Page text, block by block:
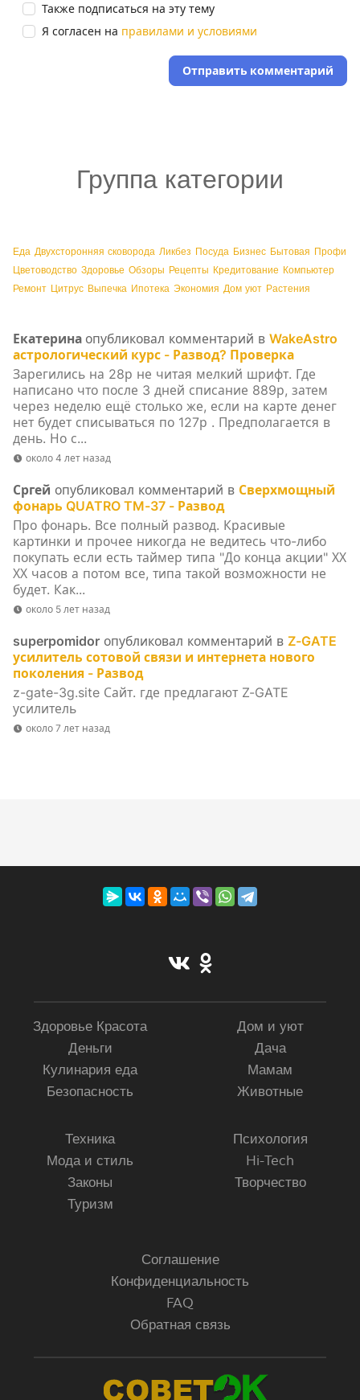
Также подписаться на эту тему
Я согласен на правилами и условиями
Отправить комментарий
Группа категории
Еда Двухсторонняя сковорода Ликбез Посуда Бизнес Бытовая Профи
Цветоводство Здоровье Обзоры Рецепты Кредитование Компьютер
Ремонт Цитрус Выпечка Ипотека Экономия Дом уют Растения
Екатерина опубликовал комментарий вWakeAstro
астрологический курс - Развод? Проверка
Зарегились на 28р не читая мелкий шрифт. Где
написано что после 3 дней списание 889р, затем
через неделю ещё столько же, если на карте денег
нет будет списываться по 127р . Предполагается в
день. Но с...
около 4 лет назад
Сргей опубликовал комментарий в Сверхмощный
фонарь QUATRO TM-37 - Развод
Про фонарь. Все полный развод. Красивые
картинки и прочее никогда не ведитесь что-либо
покупать если есть таймер типа "До конца акции" ХХ
ХХ часов а потом все, типа такой возможности не
будет. Как...
около 5 лет назад
superpomidor опубликовал комментарий вZ-GATE
усилитель сотовой связи и интернета нового
поколения - Развод
z-gate-3g.site Сайт. где предлагают Z-GATE
усилитель
около 7 лет назад
Здоровье Красота
Деньги
Кулинария еда
Безопасность
Дом и уют
Дача
Мамам
Животные
Техника
Мода и стиль
Законы
Туризм
Психология
Hi-Tech
Творчество
Соглашение
Конфиденциальность
FAQ
Обратная связь